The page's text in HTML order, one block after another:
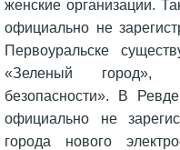
женские организации.
официально не
Первоуральске
«Зеленый город»,
безопасности». В
официально не
города нового